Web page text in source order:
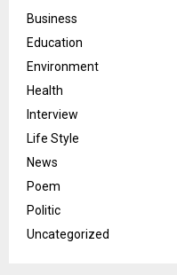
Business
Education
Environment
Health
Interview
Life Style
News
Poem
Politic
Uncategorized